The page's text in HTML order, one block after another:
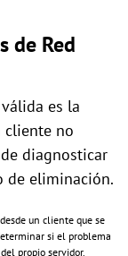
de Red
es la
cliente no
diagnosticar
de eliminación.
un cliente que se
si el problema
propio servidor.